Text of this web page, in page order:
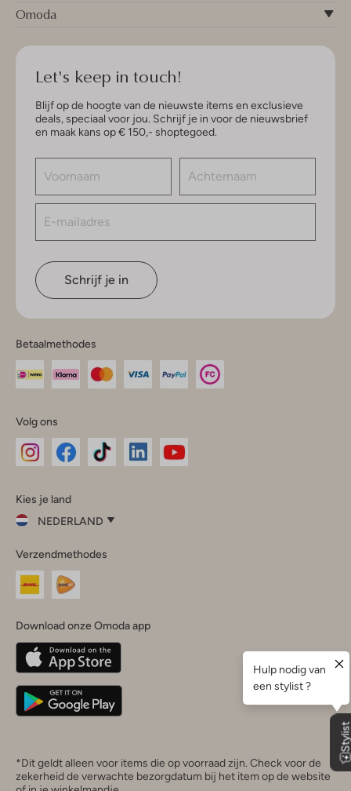
Omoda
Let's keep in touch!
Blijf op de hoogte van de nieuwste items en exclusieve
deals, speciaal voor jou. Schrijf je in voor de nieuwsbrief
en maak kans op € 150,- shoptegoed.
Schrijf je in
Betaalmethodes
Volg ons
InstagramFacebook
Kies je land
NEDERLAND
je
land
Nederland
Belgique(Français)
Deutschland
Verzendmethodes
Download onze Omoda app
*Dit geldt alleen voor items die op voorraad zijn. Check voor de
zekerheid de verwachte bezorgdatum bij het item op de website